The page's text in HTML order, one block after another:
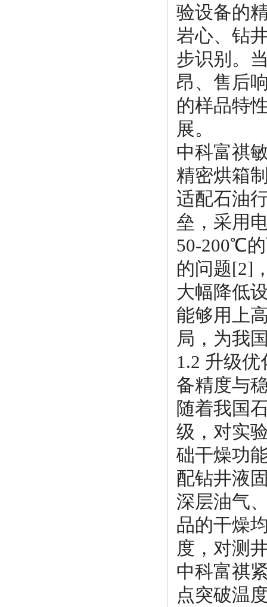
验设备的
岩心、钻
步识别。
昂、售后
的样品特
展。
中科富祺
精密烘箱
适配石油
垒，采用
50-200℃
的问题[2]
大幅降低
能够用上
局，为我
1.2 升级
备精度与
随着我国
级，对实
础干燥功
配钻井液
深层油气
品的干燥
度，对测
中科富祺
点突破温